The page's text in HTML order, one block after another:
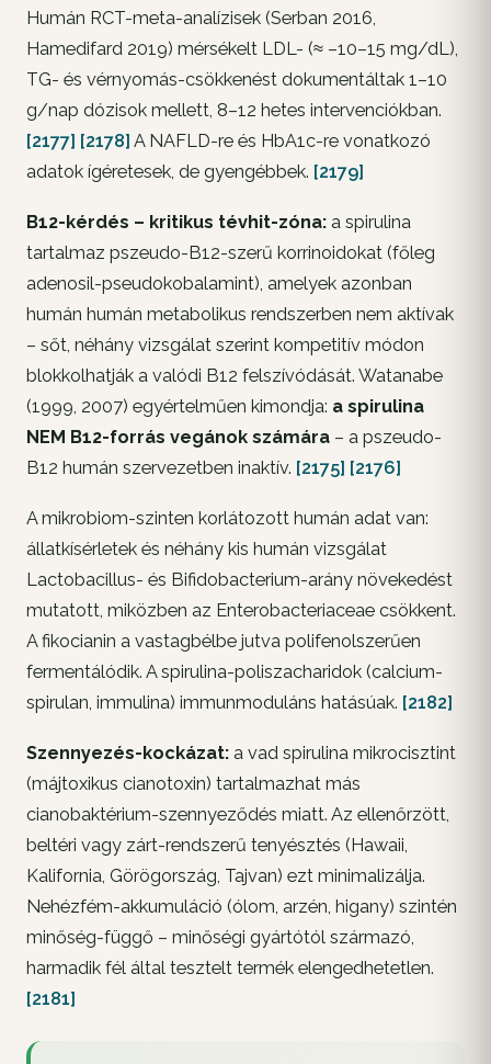
Humán RCT-meta-analízisek (Serban 2016,
Hamedifard 2019) mérsékelt LDL- (≈ –10–15 mg/dL),
TG- és vérnyomás-csökkenést dokumentáltak 1–10
g/nap dózisok mellett, 8–12 hetes intervenciókban.
[2177] [2178] A NAFLD-re és HbA1c-re vonatkozó
adatok ígéretesek, de gyengébbek. [2179]
B12-kérdés – kritikus tévhit-zóna: a spirulina
tartalmaz pszeudo-B12-szerű korrinoidokat (főleg
adenosil-pseudokobalamint), amelyek azonban
humán humán metabolikus rendszerben nem aktívak
– sőt, néhány vizsgálat szerint kompetitív módon
blokkolhatják a valódi B12 felszívódását. Watanabe
(1999, 2007) egyértelműen kimondja: a spirulina
NEM B12-forrás vegánok számára – a pszeudo-
B12 humán szervezetben inaktív. [2175] [2176]
A mikrobiom-szinten korlátozott humán adat van:
állatkísérletek és néhány kis humán vizsgálat
Lactobacillus- és Bifidobacterium-arány növekedést
mutatott, miközben az Enterobacteriaceae csökkent.
A fikocianin a vastagbélbe jutva polifenolszerűen
fermentálódik. A spirulina-poliszacharidok (calcium-
spirulan, immulina) immunmoduláns hatásúak. [2182]
Szennyezés-kockázat: a vad spirulina mikrocisztint
(májtoxikus cianotoxin) tartalmazhat más
cianobaktérium-szennyeződés miatt. Az ellenőrzött,
beltéri vagy zárt-rendszerű tenyésztés (Hawaii,
Kalifornia, Görögország, Tajvan) ezt minimalizálja.
Nehézfém-akkumuláció (ólom, arzén, higany) szintén
minőség-függő – minőségi gyártótól származó,
harmadik fél által tesztelt termék elengedhetetlen.
[2181]